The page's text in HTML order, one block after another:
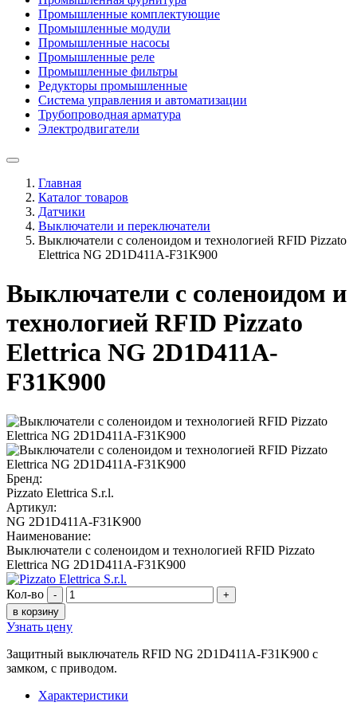
Промышленные комплектующие
Промышленные модули
Промышленные насосы
Промышленные реле
Промышленные фильтры
Редукторы промышленные
Система управления и автоматизации
Трубопроводная арматура
Электродвигатели
Главная
Каталог товаров
Датчики
Выключатели и переключатели
Выключатели с соленоидом и технологией RFID Pizzato
Elettrica NG 2D1D411A-F31K900
Выключатели с соленоидом и
технологией RFID Pizzato
Elettrica NG 2D1D411A-
F31K900
Бренд:
Pizzato Elettrica S.r.l.
Артикул:
NG 2D1D411A-F31K900
Наименование:
Выключатели с соленоидом и технологией RFID Pizzato
Elettrica NG 2D1D411A-F31K900
Кол-во -
+
в корзину
Узнать цену
Защитный выключатель RFID NG 2D1D411A-F31K900 с
замком, с приводом.
Характеристики